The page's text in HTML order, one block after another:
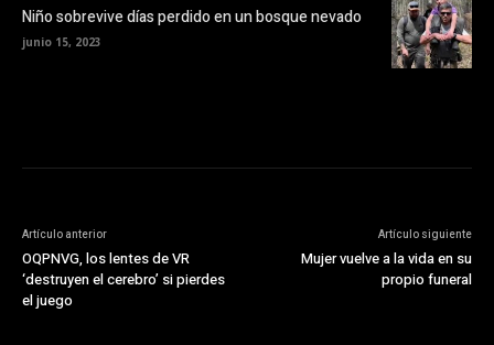
Niño sobrevive días perdido en un bosque nevado
junio 15, 2023
Artículo anterior
OQPNVG, los lentes de VR
‘destruyen el cerebro’ si pierdes
el juego
Artículo siguiente
Mujer vuelve a la vida en su
propio funeral